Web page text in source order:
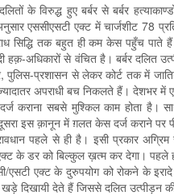
के विरुद्ध हुए बर्बर से बर्बर
एससीएसटी एक्ट में चार्जशीट 78
सिद्धि तक बहुत ही कम केस पहुँच
हक़-अधिकारों से वंचित है। बर्बर दलित
पुलिस-प्रशासन से लेकर कोर्ट तक में
अपराधी बच निकलते हैं। देशभर में
कराना सबसे मुश्किल काम होता है।
इस क़ानून में ग़लत केस दर्ज कराने पर
पहले से ही है। इसी प्रकार अग्रिम
के डर को बिल्कुल ख़त्म कर देगा। पहले
एक्ट के दुरुपयोग को रोकने के इरादे से
दिखायी देते हैं जिससे दलित उत्पीड़न की